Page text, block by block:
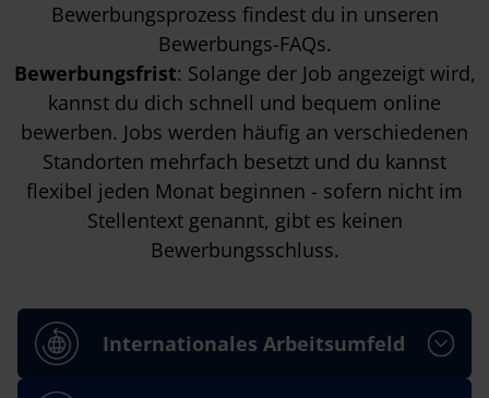
Bewerbungsprozess findest du in unseren
Bewerbungs-FAQs.
Bewerbungsfrist: Solange der Job angezeigt wird,
kannst du dich schnell und bequem online
bewerben. Jobs werden häufig an verschiedenen
Standorten mehrfach besetzt und du kannst
flexibel jeden Monat beginnen - sofern nicht im
Stellentext genannt, gibt es keinen
Bewerbungsschluss.
Internationales Arbeitsumfeld